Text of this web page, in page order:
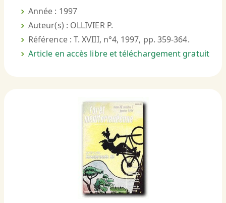
Année : 1997
Auteur(s) : OLLIVIER P.
Référence : T. XVIII, n°4, 1997, pp. 359-364.
Article en accès libre et téléchargement gratuit